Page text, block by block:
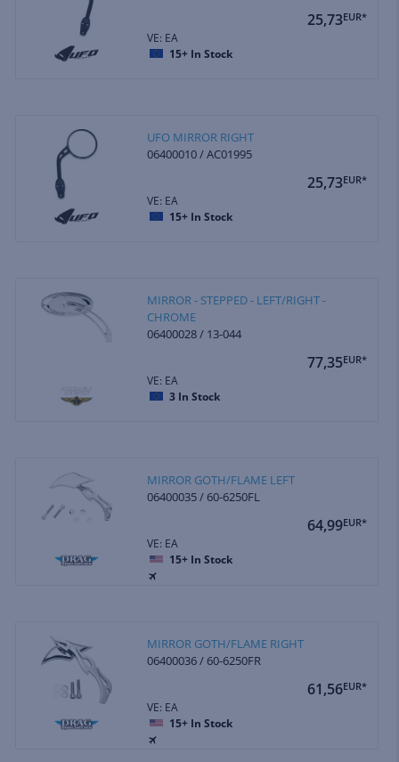
25,73EUR*
VE: EA
15+ In Stock
UFO MIRROR RIGHT
06400010 / AC01995
25,73EUR*
VE: EA
15+ In Stock
MIRROR - STEPPED - LEFT/RIGHT -
CHROME
06400028 / 13-044
77,35EUR*
VE: EA
3 In Stock
MIRROR GOTH/FLAME LEFT
06400035 / 60-6250FL
64,99EUR*
VE: EA
15+ In Stock
MIRROR GOTH/FLAME RIGHT
06400036 / 60-6250FR
61,56EUR*
VE: EA
15+ In Stock